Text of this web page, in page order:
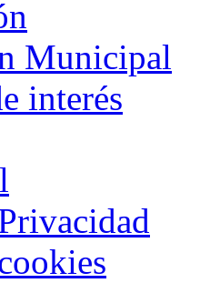
Municipal
interés